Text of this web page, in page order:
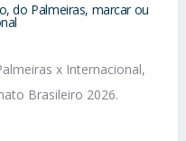
do Palmeiras, marcar ou
x Internacional,
Brasileiro 2026.